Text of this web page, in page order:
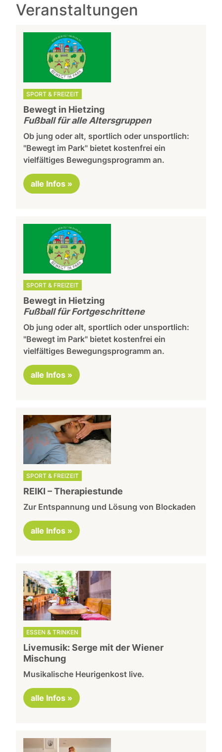
Veranstaltungen
SPORT & FREIZEIT
Bewegt in Hietzing
Fußball für alle Altersgruppen
Ob jung oder alt, sportlich oder unsportlich:
"Bewegt im Park" bietet kostenfrei ein
vielfältiges Bewegungsprogramm an.
alle Infos »
SPORT & FREIZEIT
Bewegt in Hietzing
Fußball für Fortgeschrittene
Ob jung oder alt, sportlich oder unsportlich:
"Bewegt im Park" bietet kostenfrei ein
vielfältiges Bewegungsprogramm an.
alle Infos »
SPORT & FREIZEIT
REIKI – Therapiestunde
Zur Entspannung und Lösung von Blockaden
alle Infos »
ESSEN & TRINKEN
Livemusik: Serge mit der Wiener
Mischung
Musikalische Heurigenkost live.
alle Infos »